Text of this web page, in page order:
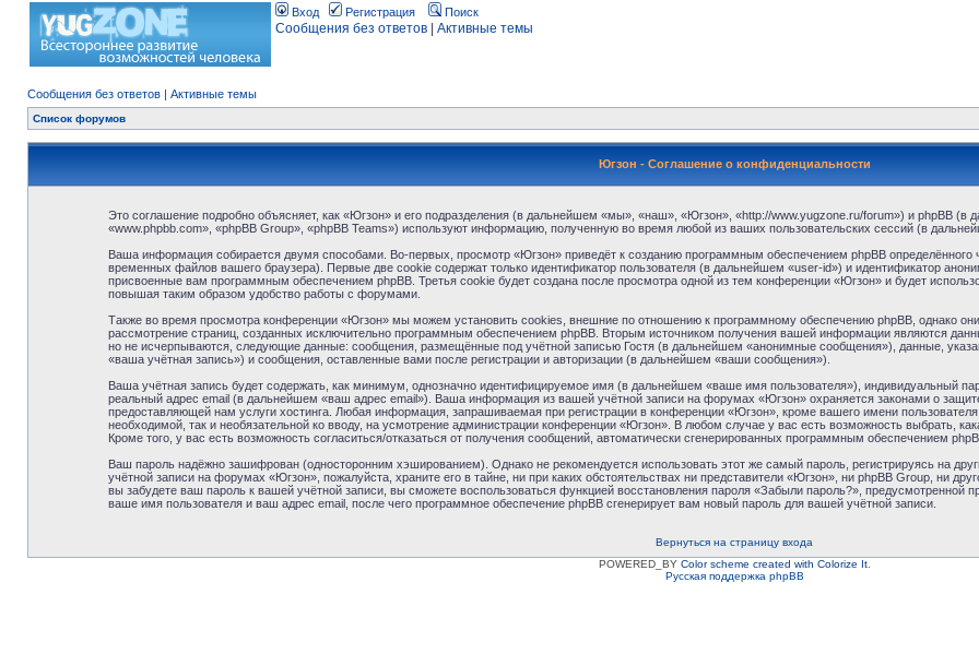
Вход Регистрация Поиск
Сообщения без ответов Активные темы
Сообщения без ответов | Активные темы
Список форумов
Югзон - Соглашение о конфиденциальности
Это соглашение подробно объясняет, как «Югзон» и его подразделения (в дальнейшем «мы», «наш», «Югзон», «http://www.yugzone.ru/forum») и phpBB (в
«www.phpbb.com», «phpBB Group», «phpBB Teams») используют информацию, полученную во время любой из ваших пользовательских сессий (в
Ваша информация собирается двумя способами. Во-первых, просмотр «Югзон» приведёт к созданию программным обеспечением phpBB
временных файлов вашего браузера). Первые две cookie содержат только идентификатор пользователя (в дальнейшем «user-id») и идентификатор
присвоенные вам программным обеспечением phpBB. Третья cookie будет создана после просмотра одной из тем конференции «Югзон» и будет
повышая таким образом удобство работы с форумами.
Также во время просмотра конференции «Югзон» мы можем установить cookies, внешние по отношению к программному обеспечению phpBB, однако они
рассмотрение страниц, созданных исключительно программным обеспечением phpBB. Вторым источником получения вашей информации являются
но не исчерпываются, следующие данные: сообщения, размещённые под учётной записью Гостя (в дальнейшем «анонимные сообщения»), данные,
«ваша учётная запись») и сообщения, оставленные вами после регистрации и авторизации (в дальнейшем «ваши сообщения»).
Ваша учётная запись будет содержать, как минимум, однозначно идентифицируемое имя (в дальнейшем «ваше имя пользователя»), индивидуальный
реальный адрес email (в дальнейшем «ваш адрес email»). Ваша информация из вашей учётной записи на форумах «Югзон» охраняется законами о
предоставляющей нам услуги хостинга. Любая информация, запрашиваемая при регистрации в конференции «Югзон», кроме вашего имени
необходимой, так и необязательной ко вводу, на усмотрение администрации конференции «Югзон». В любом случае у вас есть возможность выбрать,
Кроме того, у вас есть возможность согласиться/отказаться от получения сообщений, автоматически сгенерированных программным обеспечением
Ваш пароль надёжно зашифрован (односторонним хэшированием). Однако не рекомендуется использовать этот же самый пароль, регистрируясь на
учётной записи на форумах «Югзон», пожалуйста, храните его в тайне, ни при каких обстоятельствах ни представители «Югзон», ни phpBB Group, ни
вы забудете ваш пароль к вашей учётной записи, вы сможете воспользоваться функцией восстановления пароля «Забыли пароль?»,
ваше имя пользователя и ваш адрес email, после чего программное обеспечение phpBB сгенерирует вам новый пароль для вашей учётной записи.
Вернуться на страницу входа
POWERED_BY Color scheme created with Colorize It.
Русская поддержка phpBB